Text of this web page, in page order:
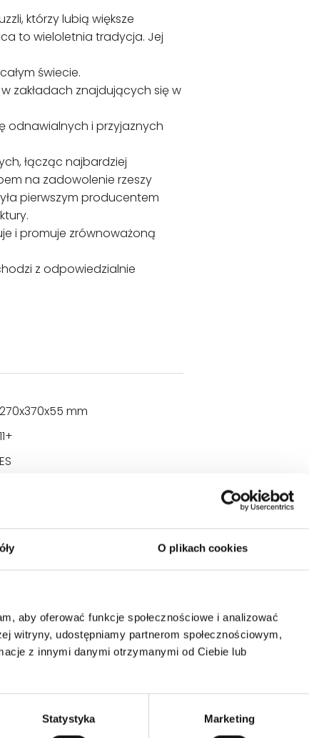
O plikach cookies
aby oferować funkcje społecznościowe i analizować
witryny, udostępniamy partnerom społecznościowym,
z innymi danymi otrzymanymi od Ciebie lub
Statystyka Marketing
którzy lubią większe
to wieloletnia tradycja. Jej
świecie.
zakładach znajdujących się w
odnawialnych i przyjaznych
łącząc najbardziej
na zadowolenie rzeszy
pierwszym producentem
i promuje zrównoważoną
z odpowiedzialnie
270x370x55 mm
11+
ES